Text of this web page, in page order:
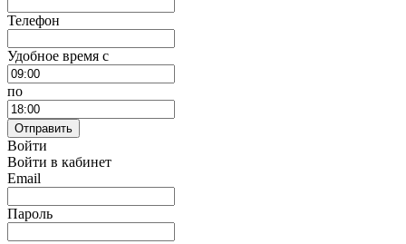
Телефон
Удобное время c
по
Отправить
Войти
Войти в кабинет
Email
Пароль